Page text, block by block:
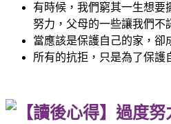
有時候，我們窮其一生想要
努力，父母的一些讓我們不
當應該是保護自己的家，卻
所有的抗拒，只是為了保護